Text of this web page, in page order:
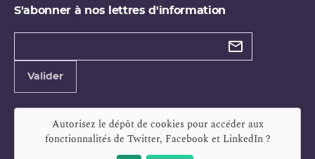
S'abonner à nos lettres d'information
Types de
Valider
Autorisez le dépôt de cookies pour accéder aux
fonctionnalités de Twitter, Facebook et LinkedIn?